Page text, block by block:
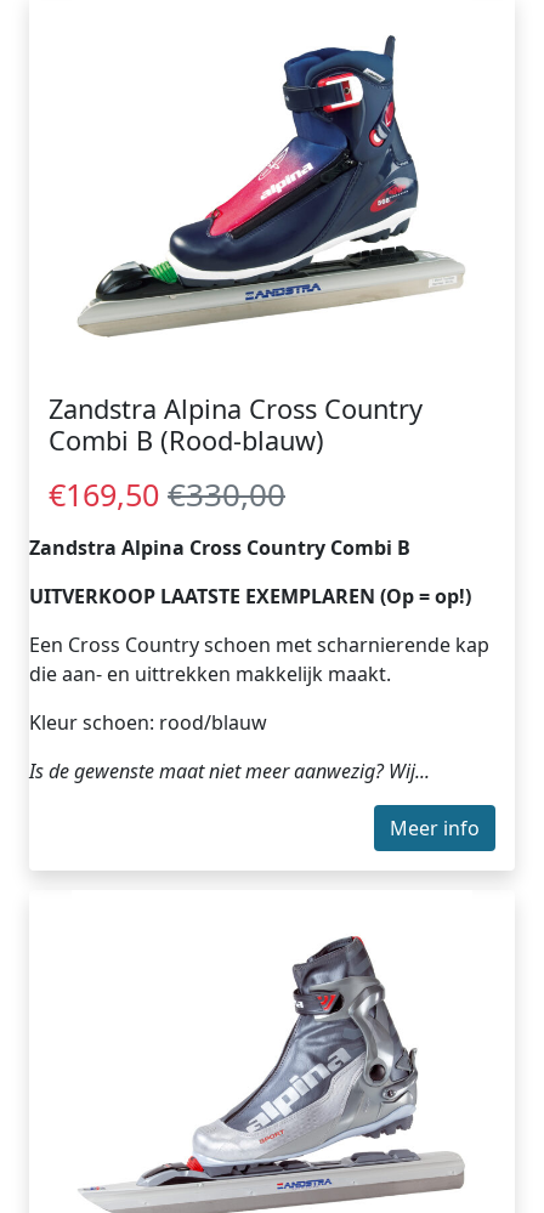
Zandstra Alpina Cross Country
Combi B (Rood-blauw)
€169,50 €330,00
Zandstra Alpina Cross Country Combi B
UITVERKOOP LAATSTE EXEMPLAREN (Op = op!)
Een Cross Country schoen met scharnierende kap
die aan- en uittrekken makkelijk maakt.
Kleur schoen: rood/blauw
Is de gewenste maat niet meer aanwezig? Wij...
Meer info